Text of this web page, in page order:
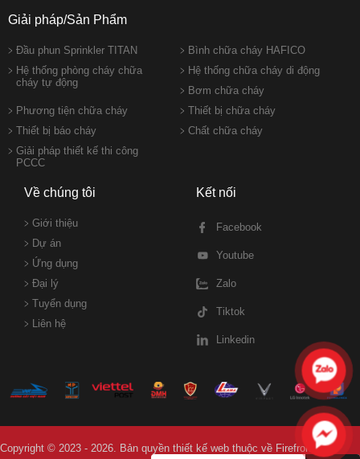
Giải pháp/Sản Phẩm
Đầu phun Sprinkler TITAN
Bình chữa cháy HAFICO
Hệ thống phòng cháy chữa
cháy tự động
Hệ thống chữa cháy di động
Bơm chữa cháy
Phương tiện chữa cháy
Thiết bị chữa cháy
Thiết bị báo cháy
Chất chữa cháy
Giải pháp thiết kế thi công
PCCC
Về chúng tôi
Giới thiệu
Dự án
Ứng dụng
Đại lý
Tuyển dụng
Liên hệ
Kết nối
Facebook
Youtube
Zalo
Tiktok
Linkedin
Copyright © 2023 - 2026. Bản quyền thiết kế web thuộc về Firefront.